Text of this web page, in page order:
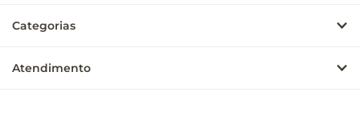
Categorias
Atendimento